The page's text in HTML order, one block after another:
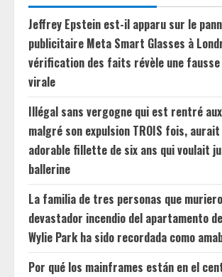
Jeffrey Epstein est-il apparu sur le
publicitaire Meta Smart Glasses à
vérification des faits révèle une
virale
Illégal sans vergogne qui est rentré
malgré son expulsion TROIS fois,
adorable fillette de six ans qui voulait
ballerine
La familia de tres personas que
devastador incendio del apartamento
Wylie Park ha sido recordada como
Por qué los mainframes están en el